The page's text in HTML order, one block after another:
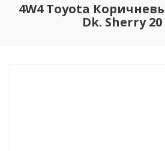
4W4 Toyota
Dk. Sherry